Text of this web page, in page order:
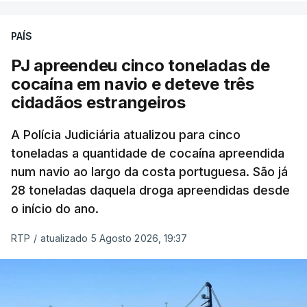
O elemento da tripulação encontrado morto
único detido que poderia dar mais informações
O corpo foi encontrado pelos guardas prisionais
pelas 8h00 desta quarta-feira. A RTP apurou que
não existe videovigilância nas celas, mas há
câmaras nos corredores das instalações.
Em resposta à RTP, a Direção-Geral de Reinserção
foi encontrado sem vida na cela que
PAÍS
PJ apreendeu cinco toneladas de
cocaína em navio e deteve três
cidadãos estrangeiros
A Polícia Judiciária atualizou para cinco
toneladas a quantidade de cocaína apreendida
num navio ao largo da costa portuguesa. São já
28 toneladas daquela droga apreendidas desde
o início do ano.
RTP / atualizado 5 Agosto 2026, 19:37